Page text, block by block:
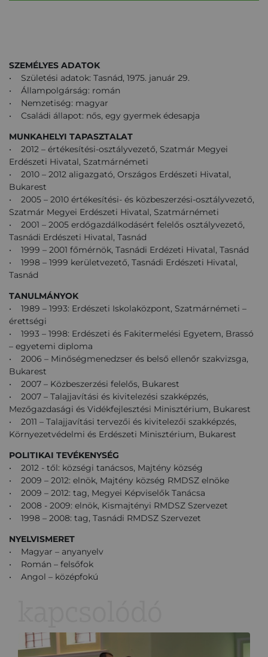
SZEMÉLYES ADATOK
• Születési adatok: Tasnád, 1975. január 29.
• Állampolgárság: román
• Nemzetiség: magyar
• Családi állapot: nős, egy gyermek édesapja
MUNKAHELYI TAPASZTALAT
• 2012 – értékesítési-osztályvezető, Szatmár Megyei
Erdészeti Hivatal, Szatmárnémeti
• 2010 – 2012 aligazgató, Országos Erdészeti Hivatal,
Bukarest
• 2005 – 2010 értékesítési- és közbeszerzési-osztályvezető,
Szatmár Megyei Erdészeti Hivatal, Szatmárnémeti
• 2001 – 2005 erdőgazdálkodásért felelős osztályvezető,
Tasnádi Erdészeti Hivatal, Tasnád
• 1999 – 2001 főmérnök, Tasnádi Erdézeti Hivatal, Tasnád
• 1998 – 1999 kerületvezető, Tasnádi Erdészeti Hivatal,
Tasnád
TANULMÁNYOK
• 1989 – 1993: Erdészeti Iskolaközpont, Szatmárnémeti –
érettségi
• 1993 – 1998: Erdészeti és Fakitermelési Egyetem, Brassó
– egyetemi diploma
• 2006 – Minőségmenedzser és belső ellenőr szakvizsga,
Bukarest
• 2007 – Közbeszerzési felelős, Bukarest
• 2007 – Talajjavítási és kivitelezési szakképzés,
Mezőgazdasági és Vidékfejlesztési Minisztérium, Bukarest
• 2011 – Talajjavítási tervezői és kivitelezői szakképzés,
Környezetvédelmi és Erdészeti Minisztérium, Bukarest
POLITIKAI TEVÉKENYSÉG
• 2012 - től: községi tanácsos, Majtény község
• 2009 – 2012: elnök, Majtény község RMDSZ elnöke
• 2009 – 2012: tag, Megyei Képviselők Tanácsa
• 2008 - 2009: elnök, Kismajtényi RMDSZ Szervezet
• 1998 – 2008: tag, Tasnádi RMDSZ Szervezet
NYELVISMERET
• Magyar – anyanyelv
• Román – felsőfok
• Angol – középfokú